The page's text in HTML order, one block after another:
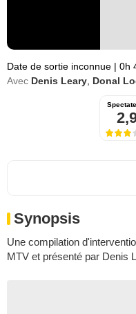
Date de sortie inconnue | 0h
Avec Denis Leary Donal
Synopsis
Une compilation
MTV et présenté par Denis